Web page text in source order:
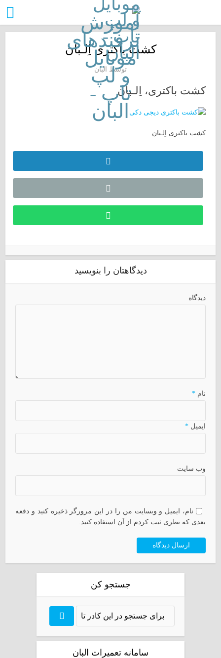
کشت باکتری اِلـبان
توسط البان
کشت باکتری، اِلـبان
کشت باکتری اِلـبان
دیدگاهتان را بنویسید
دیدگاه
نام*
ایمیل*
وب سایت
نام، ایمیل و وبسایت من را در این مرورگر ذخیره کنید و دفعه
بعدی که نظری ثبت کردم از آن استفاده کنید.
جستجو کن
سامانه تعمیرات البان